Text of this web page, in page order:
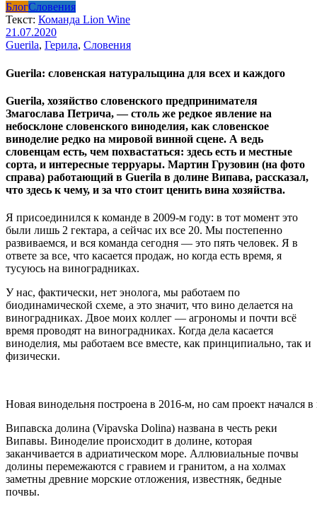
БлогСловения
Текст: Команда Lion Wine
21.07.2020
Guerila, Герила, Словения
Guerila: словенская натуральщина для всех и каждого
Guerila, хозяйство словенского предпринимателя
Змагослава Петрича, — столь же редкое явление на
небосклоне словенского виноделия, как словенское
виноделие редко на мировой винной сцене. А ведь
словенцам есть, чем похвастаться: здесь есть и местные
сорта, и интересные терруары. Мартин Грузовин (на фото
справа) работающий в Guerila в долине Випава, рассказал,
что здесь к чему, и за что стоит ценить вина хозяйства.
Я присоединился к команде в 2009-м году: в тот момент это
были лишь 2 гектара, а сейчас их все 20. Мы постепенно
развиваемся, и вся команда сегодня — это пять человек. Я в
ответе за все, что касается продаж, но когда есть время, я
тусуюсь на виноградниках.
У нас, фактически, нет энолога, мы работаем по
биодинамической схеме, а это значит, что вино делается на
виноградниках. Двое моих коллег — агрономы и почти всё
время проводят на виноградниках. Когда дела касается
виноделия, мы работаем все вместе, как принципиально, так и
физически.
Новая винодельня построена в 2016-м, но сам проект начался в
Випавска долина (Vipavska Dolina) названа в честь реки
Випавы. Виноделие происходит в долине, которая
заканчивается в адриатическом море. Аллювиальные почвы
долины перемежаются с гравием и гранитом, а на холмах
заметны древние морские отложения, известняк, бедные
почвы.